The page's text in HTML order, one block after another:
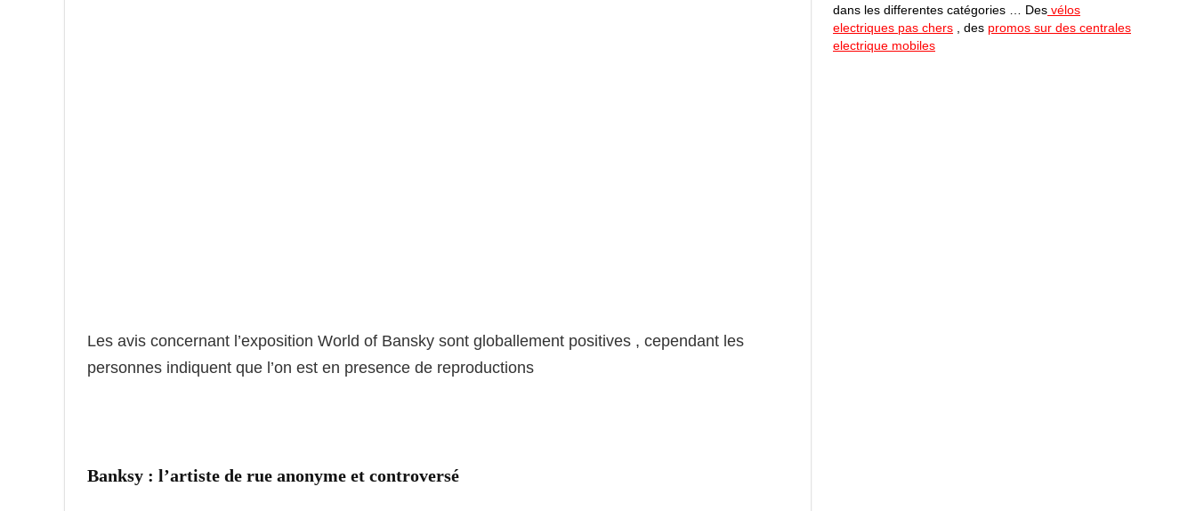
Les avis concernant l’exposition World of Bansky sont globallement positives , cependant les
personnes indiquent que l’on est en presence de reproductions
Banksy : l’artiste de rue anonyme et controversé
dans les differentes catégories … Des vélos
electriques pas chers , des promos sur des centrales
electrique mobiles